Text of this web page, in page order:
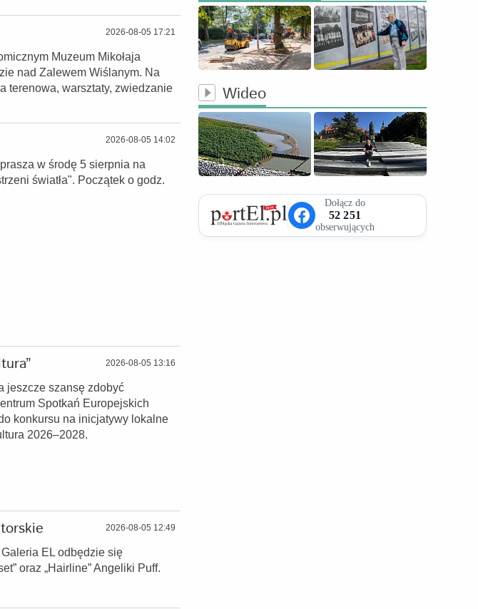
2026-08-05 17:21
Muzeum Mikołaja
nad Zalewem Wiślanym. Na
terenowa, warsztaty, zwiedzanie
2026-08-05 14:02
w środę 5 sierpnia na
światła". Początek o godz.
2026-08-05 13:16
jeszcze szansę zdobyć
Spotkań Europejskich
konkursu na inicjatywy lokalne
2026–2028.
2026-08-05 12:49
EL odbędzie się
oraz „Hairline” Angeliki Puff.
Wideo